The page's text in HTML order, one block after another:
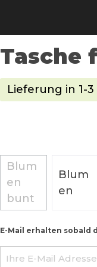
Tasche
Lieferung in 1-
Blum
en
bunt
(Diese Option
Blum
en
E-Mail erhalten sobald